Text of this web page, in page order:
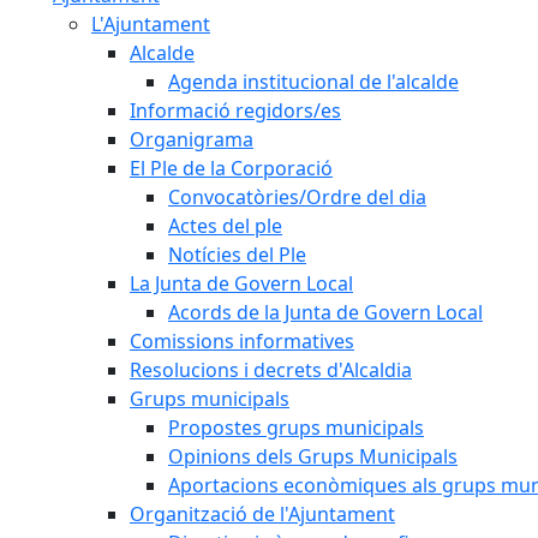
L'Ajuntament
Alcalde
Agenda institucional de l'alcalde
Informació regidors/es
Organigrama
El Ple de la Corporació
Convocatòries/Ordre del dia
Actes del ple
Notícies del Ple
La Junta de Govern Local
Acords de la Junta de Govern Local
Comissions informatives
Resolucions i decrets d'Alcaldia
Grups municipals
Propostes grups municipals
Opinions dels Grups Municipals
Aportacions econòmiques als grups
Organització de l'Ajuntament